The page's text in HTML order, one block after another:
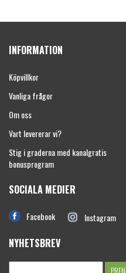
INFORMATION
Köpvillkor
Vanliga frågor
Om oss
Vart levererar vi?
Stig i graderna med kanalgratis
bonusprogram
SOCIALA MEDIER
Facebook Instagram
NYHETSBREV